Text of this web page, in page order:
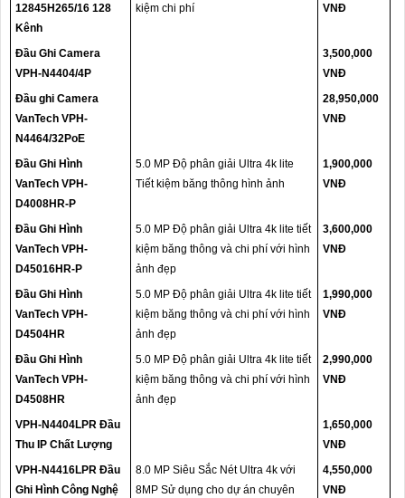
12845H265/16 128
Kênh
kiệm chi phí
VNĐ
Đầu Ghi Camera
VPH-N4404/4P
3,500,000
VNĐ
Đầu ghi Camera
VanTech VPH-
N4464/32PoE
28,950,000
VNĐ
Đầu Ghi Hình
VanTech VPH-
D4008HR-P
5.0 MP Độ phân giải Ultra 4k lite
Tiết kiệm băng thông hình ảnh
1,900,000
VNĐ
Đầu Ghi Hình
VanTech VPH-
D45016HR-P
5.0 MP Độ phân giải Ultra 4k lite tiết
kiệm băng thông và chi phí với hình
ảnh đẹp
3,600,000
VNĐ
Đầu Ghi Hình
VanTech VPH-
D4504HR
5.0 MP Độ phân giải Ultra 4k lite tiết
kiệm băng thông và chi phí với hình
ảnh đẹp
1,990,000
VNĐ
Đầu Ghi Hình
VanTech VPH-
D4508HR
5.0 MP Độ phân giải Ultra 4k lite tiết
kiệm băng thông và chi phí với hình
ảnh đẹp
2,990,000
VNĐ
VPH-N4404LPR Đầu
Thu IP Chất Lượng
1,650,000
VNĐ
VPH-N4416LPR Đầu
Ghi Hình Công Nghệ
8.0 MP Siêu Sắc Nét Ultra 4k với
8MP Sử dụng cho dự án chuyên
4,550,000
VNĐ